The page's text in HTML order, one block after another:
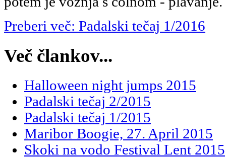
Preberi več: Padalski tečaj 1/2016
Več člankov...
Halloween night jumps 2015
Padalski tečaj 2/2015
Padalski tečaj 1/2015
Maribor Boogie, 27. April 2015
Skoki na vodo Festival Lent 2015